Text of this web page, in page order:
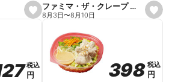
s
e
o
r
i
s
e
o
r
i
ファミマ・ザ・クレープ 生チョコ
8月3日〜8月10日
税込
税込
円
円
398
398 税込
税込
円
円